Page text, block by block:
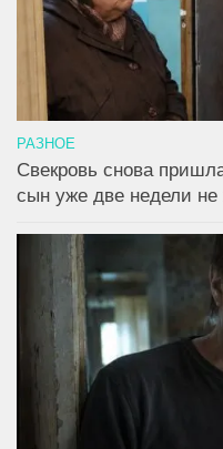
РАЗНОЕ
Свекровь снова
сын уже две недели не